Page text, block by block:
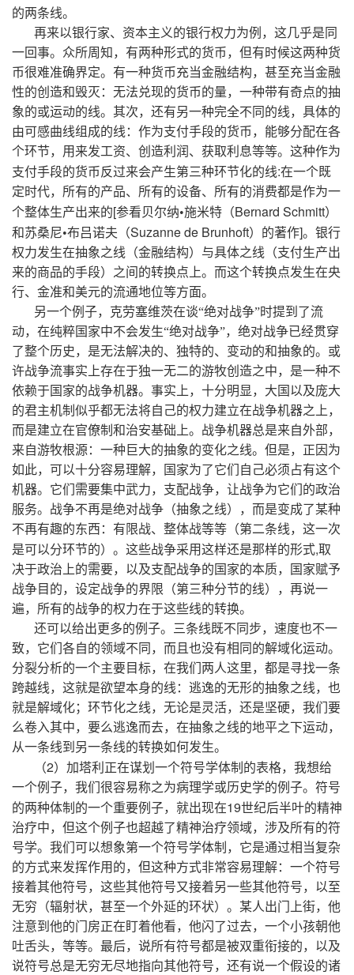
的两条线。
再来以银行家、资本主义的银行权力为例，这几乎是同
一回事。众所周知，有两种形式的货币，但有时候这两种货
币很难准确界定。有一种货币充当金融结构，甚至充当金融
性的创造和毁灭：无法兑现的货币的量，一种带有奇点的抽
象的或运动的线。其次，还有另一种完全不同的线，具体的
由可感曲线组成的线：作为支付手段的货币，能够分配在各
个环节，用来发工资、创造利润、获取利息等等。这种作为
支付手段的货币反过来会产生第三种环节化的线:在一个既
定时代，所有的产品、所有的设备、所有的消费都是作为一
个整体生产出来的[参看贝尔纳•施米特（Bernard Schmitt）
和苏桑尼•布吕诺夫（Suzanne de Brunhoft）的著作]。银行
权力发生在抽象之线（金融结构）与具体之线（支付生产出
来的商品的手段）之间的转换点上。而这个转换点发生在央
行、金准和美元的流通地位等方面。
另一个例子，克劳塞维茨在谈“绝对战争”时提到了流
动，在纯粹国家中不会发生“绝对战争”，绝对战争已经贯穿
了整个历史，是无法解决的、独特的、变动的和抽象的。或
许战争流事实上存在于独一无二的游牧创造之中，是一种不
依赖于国家的战争机器。事实上，十分明显，大国以及庞大
的君主机制似乎都无法将自己的权力建立在战争机器之上，
而是建立在官僚制和治安基础上。战争机器总是来自外部，
来自游牧根源：一种巨大的抽象的变化之线。但是，正因为
如此，可以十分容易理解，国家为了它们自己必须占有这个
机器。它们需要集中武力，支配战争，让战争为它们的政治
服务。战争不再是绝对战争（抽象之线），而是变成了某种
不再有趣的东西：有限战、整体战等等（第二条线，这一次
是可以分环节的）。这些战争采用这样还是那样的形式,取
决于政治上的需要，以及支配战争的国家的本质，国家赋予
战争目的，设定战争的界限（第三种分节的线），再说一
遍，所有的战争的权力在于这些线的转换。
还可以给出更多的例子。三条线既不同步，速度也不一
致，它们各自的领域不同，而且也没有相同的解域化运动。
分裂分析的一个主要目标，在我们两人这里，都是寻找一条
跨越线，这就是欲望本身的线：逃逸的无形的抽象之线，也
就是解域化；环节化之线，无论是灵活，还是坚硬，我们要
么卷入其中，要么逃逸而去，在抽象之线的地平之下运动，
从一条线到另一条线的转换如何发生。
（2）加塔利正在谋划一个符号学体制的表格，我想给
一个例子，我们很容易称之为病理学或历史学的例子。符号
的两种体制的一个重要例子，就出现在19世纪后半叶的精神
治疗中，但这个例子也超越了精神治疗领域，涉及所有的符
号学。我们可以想象第一个符号学体制，它是通过相当复杂
的方式来发挥作用的，但这种方式非常容易理解：一个符号
接着其他符号，这些其他符号又接着另一些其他符号，以至
无穷（辐射状，甚至一个外延的环状）。某人出门上街，他
注意到他的门房正在盯着他看，他闪了过去，一个小孩朝他
吐舌头，等等。最后，说所有符号都是被双重衔接的，以及
说符号总是无穷无尽地指向其他符号，还有说一个假设的诸